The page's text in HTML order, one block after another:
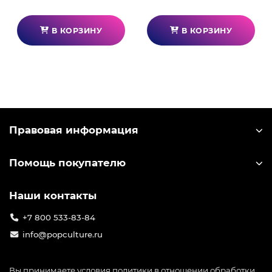
В КОРЗИНУ В КОРЗИНУ
Правовая информация
Помощь покупателю
Наши контакты
+7 800 533-83-84
info@popculture.ru